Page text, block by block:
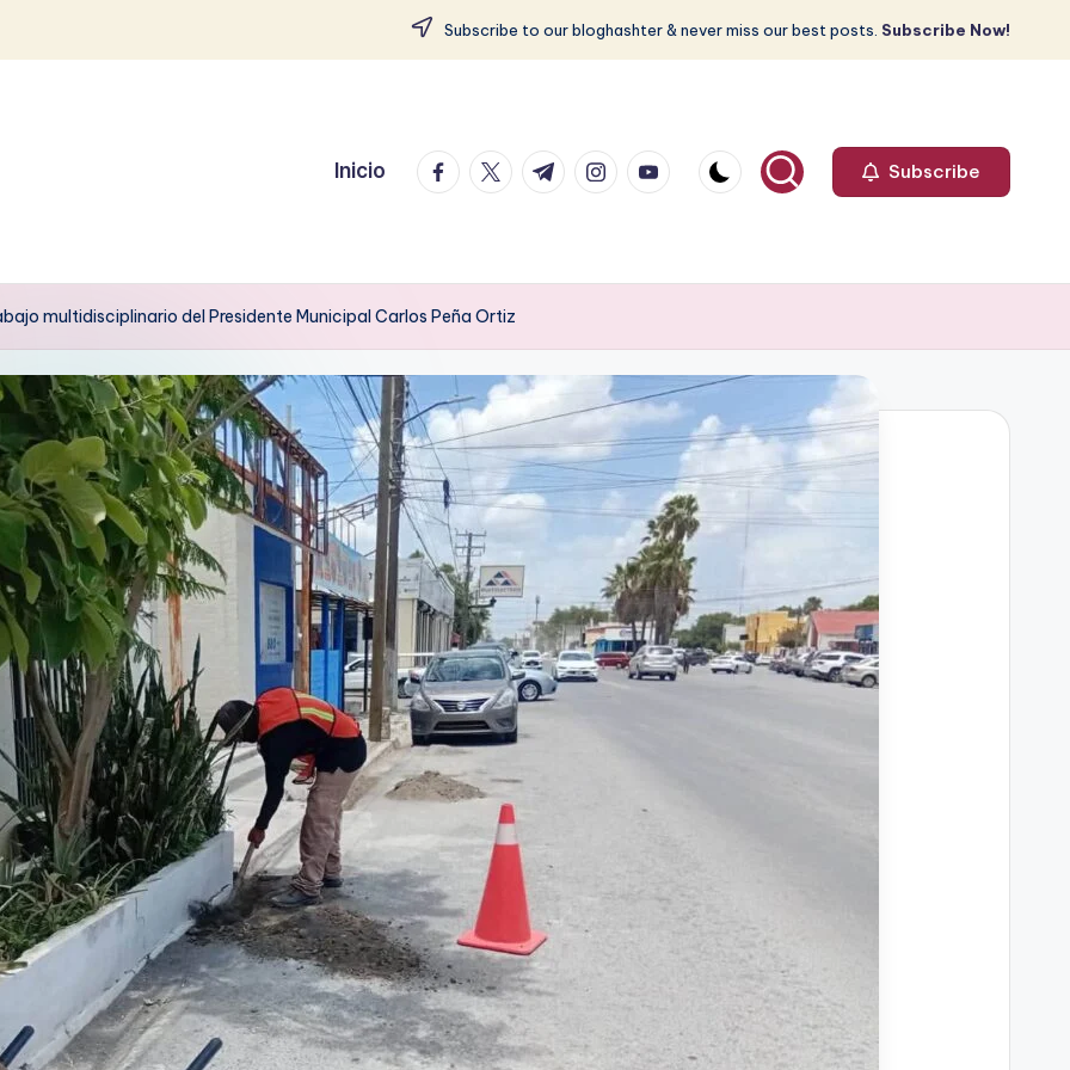
Subscribe to our bloghashter & never miss our best posts. Subscribe Now!
Inicio facebook.com
twitter.com
t.me instagram.com
youtube.com Subscribe
multidisciplinario del Presidente Municipal Carlos Peña Ortiz